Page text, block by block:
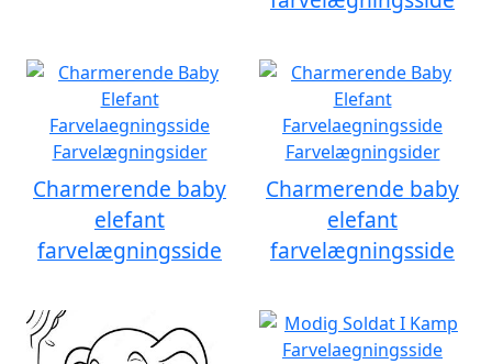
Charmerende baby
elefant
farvelægningsside
Charmerende baby
elefant
farvelægningsside